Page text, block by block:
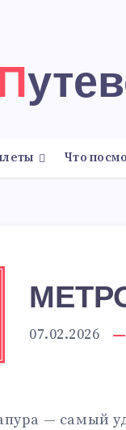
Что
07.02.2026
— самый